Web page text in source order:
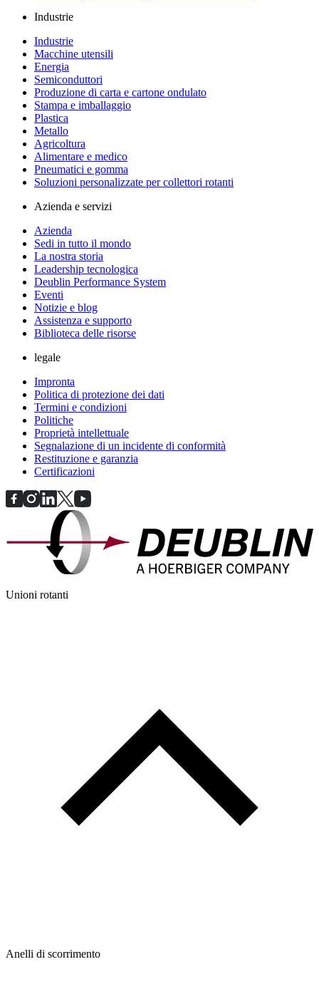
Industrie
Industrie
Macchine utensili
Energia
Semiconduttori
Produzione di carta e cartone ondulato
Stampa e imballaggio
Plastica
Metallo
Agricoltura
Alimentare e medico
Pneumatici e gomma
Soluzioni personalizzate per collettori rotanti
Azienda e servizi
Azienda
Sedi in tutto il mondo
La nostra storia
Leadership tecnologica
Deublin Performance System
Eventi
Notizie e blog
Assistenza e supporto
Biblioteca delle risorse
legale
Impronta
Politica di protezione dei dati
Termini e condizioni
Politiche
Proprietà intellettuale
Segnalazione di un incidente di conformità
Restituzione e garanzia
Certificazioni
Unioni rotanti
Anelli di scorrimento